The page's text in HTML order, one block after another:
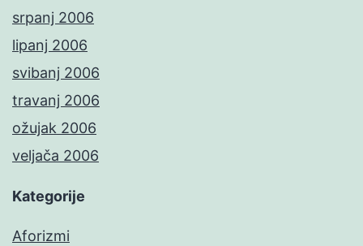
srpanj 2006
lipanj 2006
svibanj 2006
travanj 2006
ožujak 2006
veljača 2006
Kategorije
Aforizmi